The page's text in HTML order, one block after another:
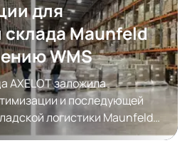
для
склада Maunfeld
WMS
AXELOT заложила
и последующей
логистики Maunfeld